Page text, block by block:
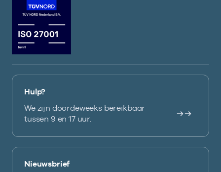
Hulp?
We zijn doordeweeks bereikbaar
tussen 9 en 17 uur.
Nieuwsbrief